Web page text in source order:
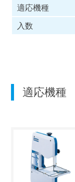
適応機種
入数
適応機種